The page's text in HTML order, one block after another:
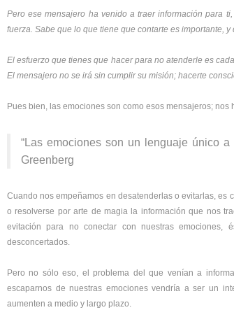
Pero ese mensajero ha venido a traer información para
fuerza. Sabe que lo que tiene que contarte es importante,
El esfuerzo que tienes que hacer para no atenderle es
El mensajero no se irá sin cumplir su misión; hacerte
Pues bien, las emociones son como esos mensajeros;
“Las emociones son un lenguaje único
Greenberg
Cuando nos empeñamos en desatenderlas o evitarlas, es
o resolverse por arte de magia la información que nos
evitación para no conectar con nuestras emociones,
desconcertados.
Pero no sólo eso, el problema del que venían a
escaparnos de nuestras emociones vendría a ser un
aumenten a medio y largo plazo.